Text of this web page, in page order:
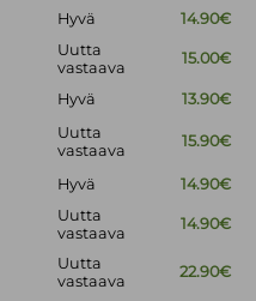
Hyvä 14.90€
Uutta
vastaava
15.00€
Hyvä
13.90€
Uutta
vastaava
15.90€
Hyvä 14.90€
Uutta
vastaava
14.90€
Uutta
vastaava
22.90€